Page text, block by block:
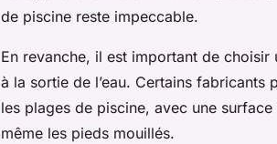
de piscine reste impeccable.
En revanche, il est important de
à la sortie de l’eau. Certains
les plages de piscine, avec une
même les pieds mouillés.